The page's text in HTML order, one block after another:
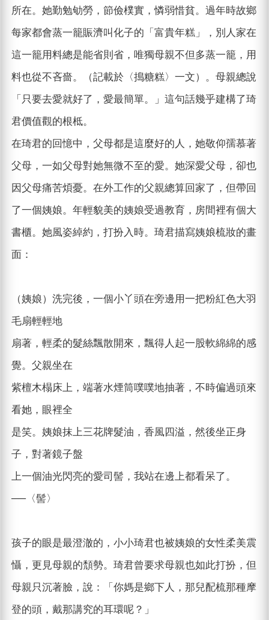
所在。她勤勉劬勞，節儉樸實，憐弱惜貧。過年時故鄉
每家都會蒸一籠賑濟叫化子的「富貴年糕」，別人家在
這一籠用料總是能省則省，唯獨母親不但多蒸一籠，用
料也從不吝嗇。（記載於〈搗糖糕〉一文）。母親總說
「只要去愛就好了，愛最簡單。」這句話幾乎建構了琦
君價值觀的根柢。
在琦君的回憶中，父母都是這麼好的人，她敬仰孺慕著
父母，一如父母對她無微不至的愛。她深愛父母，卻也
因父母痛苦煩憂。在外工作的父親總算回家了，但帶回
了一個姨娘。年輕貌美的姨娘受過教育，房間裡有個大
書櫃。她風姿綽約，打扮入時。琦君描寫姨娘梳妝的畫
面：
（姨娘）洗完後，一個小丫頭在旁邊用一把粉紅色大羽
毛扇輕輕地
扇著，輕柔的髮絲飄散開來，飄得人起一股軟綿綿的感
覺。父親坐在
紫檀木榻床上，端著水煙筒噗噗地抽著，不時偏過頭來
看她，眼裡全
是笑。姨娘抹上三花牌髮油，香風四溢，然後坐正身
子，對著鏡子盤
上一個油光閃亮的愛司髻，我站在邊上都看呆了。
──〈髻〉
孩子的眼是最澄澈的，小小琦君也被姨娘的女性柔美震
懾，更見母親的頹勢。琦君曾要求母親也如此打扮，但
母親只沉著臉，說：「你媽是鄉下人，那兒配梳那種摩
登的頭，戴那講究的耳環呢？」